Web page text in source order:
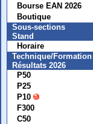
Bourse EAN 2026
Boutique
Sous-sections
Stand
Horaire
Technique/Formation
Résultats 2026
P50
P25
P10
F300
C50